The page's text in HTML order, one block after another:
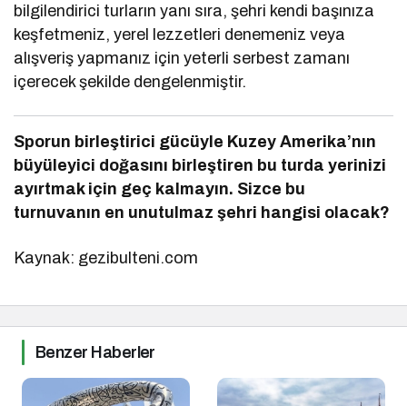
bilgilendirici turların yanı sıra, şehri kendi başınıza
keşfetmeniz, yerel lezzetleri denemeniz veya
alışveriş yapmanız için yeterli serbest zamanı
içerecek şekilde dengelenmiştir.
Sporun birleştirici gücüyle Kuzey Amerika’nın
büyüleyici doğasını birleştiren bu turda yerinizi
ayırtmak için geç kalmayın. Sizce bu
turnuvanın en unutulmaz şehri hangisi olacak?
Kaynak: gezibulteni.com
Benzer Haberler